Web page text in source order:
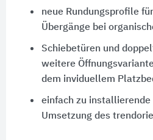
neue Rundungsprofile
Übergänge bei
Schiebetüren und
weitere
dem inviduellem
einfach zu installierende
Umsetzung des